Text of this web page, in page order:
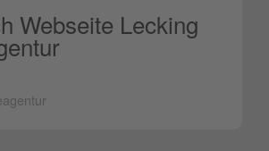
Webseite Lecking